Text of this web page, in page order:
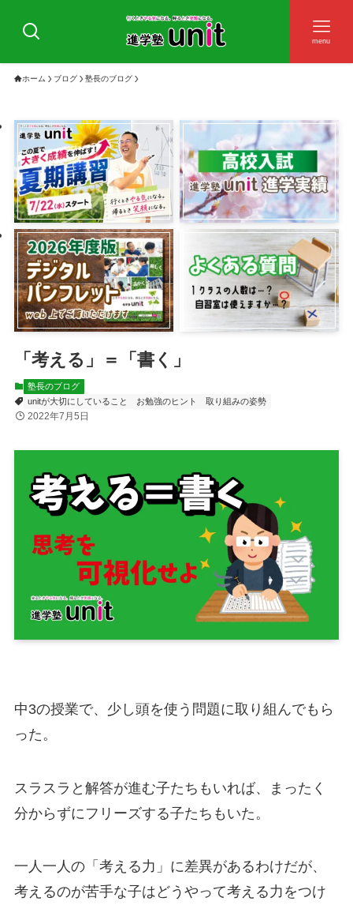
menu
ホーム ブログ 塾長のブログ
「考える」＝「書く」
塾長のブログ
unitが大切にしていること
お勉強のヒント 取り組みの姿勢
2022年7月5日
中3の授業で、少し頭を使う問題に取り組んでもら
った。
スラスラと解答が進む子たちもいれば、まったく
分からずにフリーズする子たちもいた。
一人一人の「考える力」に差異があるわけだが、
考えるのが苦手な子はどうやって考える力をつけ